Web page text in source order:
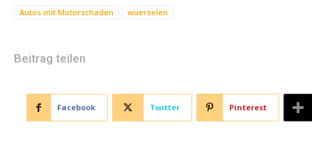
Autos mit Motorschaden wuerselen
Beitrag teilen
Facebook Twitter Pinterest